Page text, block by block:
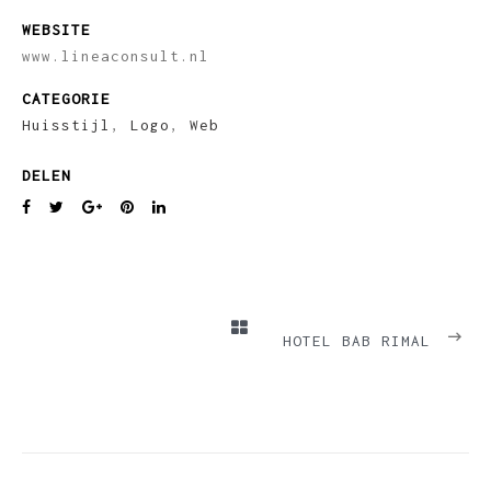
WEBSITE
www.lineaconsult.nl
CATEGORIE
Huisstijl , Logo , Web
DELEN
HOTEL BAB RIMAL